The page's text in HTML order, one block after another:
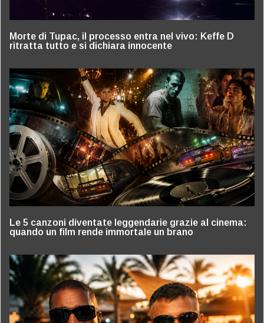
Morte di Tupac, il processo entra nel vivo: Keffe D
ritratta tutto e si dichiara innocente
Le 5 canzoni diventate leggendarie grazie al cinema:
quando un film rende immortale un brano